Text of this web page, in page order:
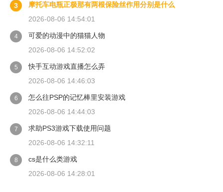
3
摩托车电瓶正极那有两根保险丝作用分别是什么
2026-08-06 14:54:01
4
可爱的动漫中的猫猫人物
2026-08-06 14:52:02
5
快手互动游戏直播怎么弄
2026-08-06 14:46:03
6
怎么往PSP的记忆棒里安装游戏
2026-08-06 14:44:03
7
求助PS3游戏下载使用问题
2026-08-06 14:32:11
8
cs是什么类游戏
2026-08-06 14:28:01